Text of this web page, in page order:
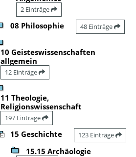
2 Einträge
08 Philosophie 48 Einträge
10 Geisteswissenschaften
allgemein
12 Einträge
11 Theologie,
Religionswissenschaft
197 Einträge
15 Geschichte 123 Einträge
15.15 Archäologie